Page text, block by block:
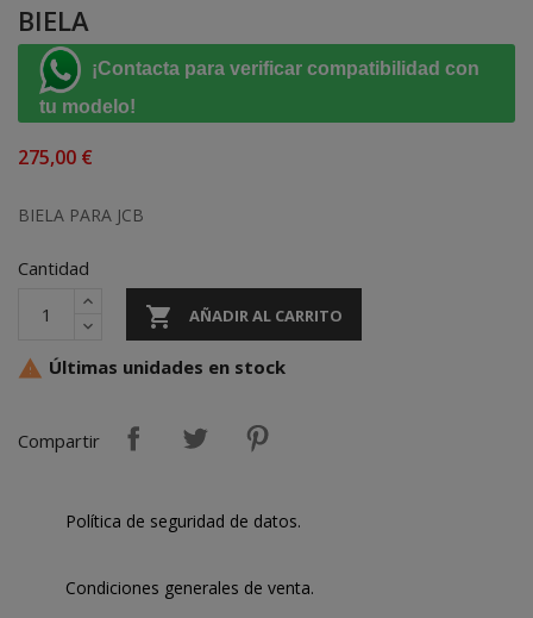
BIELA
¡Contacta para verificar compatibilidad con
tu modelo!
275,00 €
BIELA PARA JCB
Cantidad
 AÑADIR AL CARRITO
 Últimas unidades en stock
Compartir
Política de seguridad de datos.
Condiciones generales de venta.